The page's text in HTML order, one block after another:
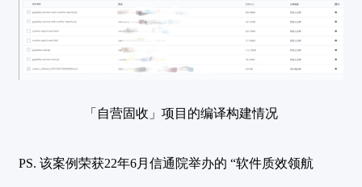
「自营固收」项目的编译构建情况
PS. 该案例荣获22年6月信通院举办的 “软件质效领航